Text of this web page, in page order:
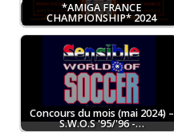
*AMIGA FRANCE
CHAMPIONSHIP* 2024
Concours du mois (mai 2024) –
S.W.O.S '95/'96 -…